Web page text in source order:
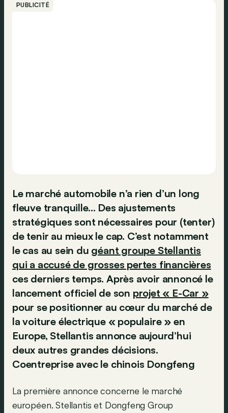
PUBLICITÉ
Le marché automobile n’a rien d’un long
fleuve tranquille… Des ajustements
stratégiques sont nécessaires pour (tenter)
de tenir au mieux le cap. C’est notamment
le cas au sein du géant groupe Stellantis
qui a accusé de grosses pertes financières
ces derniers temps. Après avoir annoncé le
lancement officiel de son projet « E-Car »
pour se positionner au cœur du marché de
la voiture électrique « populaire » en
Europe, Stellantis annonce aujourd’hui
deux autres grandes décisions.
Coentreprise avec le chinois Dongfeng
La première annonce concerne le marché
européen. Stellantis et Dongfeng Group